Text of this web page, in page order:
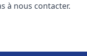
à nous contacter.